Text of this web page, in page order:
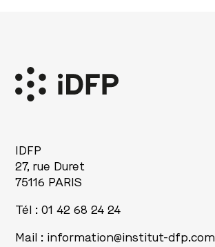
IDFP
27, rue Duret
75116 PARIS
Tél : 01 42 68 24 24
Mail : information@institut-dfp.com